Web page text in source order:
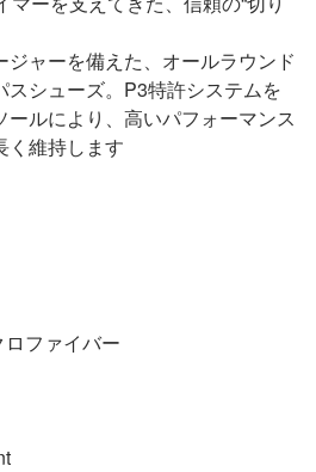
ジャーを備えた、オールラウンド
スシューズ。P3特許システムを
ルにより、高いパフォーマンス
く維持します
ファイバー